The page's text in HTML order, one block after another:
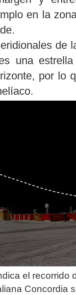
en la
de
una
por lo
el recorrido
Concordia